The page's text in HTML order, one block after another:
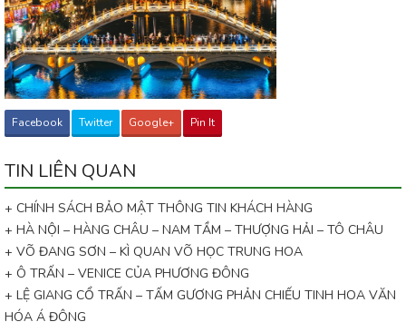
Facebook Twitter Google+ Pin It
TIN LIÊN QUAN
+ CHÍNH SÁCH BẢO MẬT THÔNG TIN KHÁCH HÀNG
+ HÀ NỘI – HÀNG CHÂU – NAM TẦM – THƯỢNG HẢI – TÔ CHÂU
+ VÕ ĐANG SƠN – KÌ QUAN VÕ HỌC TRUNG HOA
+ Ô TRẤN – VENICE CỦA PHƯƠNG ĐÔNG
+ LỆ GIANG CỔ TRẤN – TẤM GƯƠNG PHẢN CHIẾU TINH HOA VĂN
HÓA Á ĐÔNG